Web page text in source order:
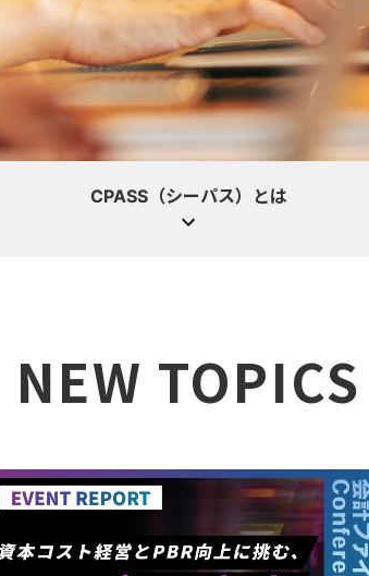
CPASS（シーパス）とは
詳しく見る
NEW TOPICS